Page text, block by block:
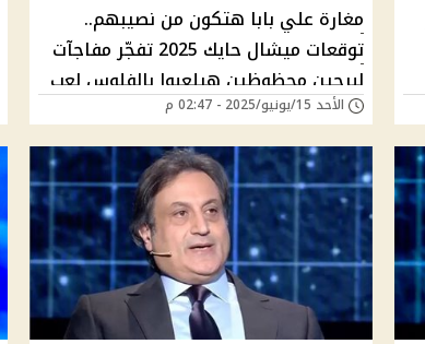
مغارة علي بابا هتكون من نصيبهم..
توقعات ميشال حايك 2025 تفجّر مفاجآت
لبرجين محظوظين هيلعبوا بالفلوس لعب
وهينضموا في يونيو للأثرياء – هل أنت
منهم؟
الأحد 15/يونيو/2025 - 02:47 م